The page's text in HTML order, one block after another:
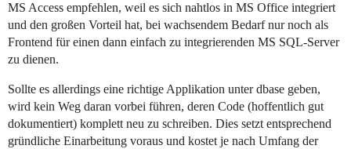
MS Access empfehlen, weil es sich nahtlos in MS Office integriert
und den großen Vorteil hat, bei wachsendem Bedarf nur noch als
Frontend für einen dann einfach zu integrierenden MS SQL-Server
zu dienen.
Sollte es allerdings eine richtige Applikation unter dbase geben,
wird kein Weg daran vorbei führen, deren Code (hoffentlich gut
dokumentiert) komplett neu zu schreiben. Dies setzt entsprechend
gründliche Einarbeitung voraus und kostet je nach Umfang der